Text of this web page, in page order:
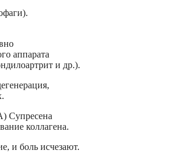
аппарата
и др.).
Супресена
коллагена.
и боль исчезают.